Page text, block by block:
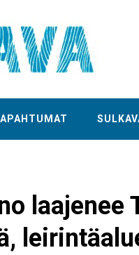
laajenee